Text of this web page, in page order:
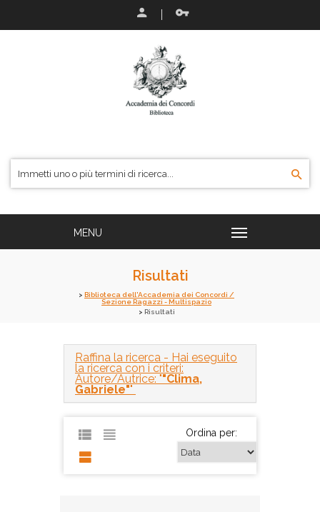
Risultati
Biblioteca dell'Accademia dei Concordi /
Sezione Ragazzi - Multispazio
Risultati
Raffina la ricerca - Hai eseguito
la ricerca con i criteri:
Autore/Autrice: ""Clima,
Gabriele""
Ordina per: